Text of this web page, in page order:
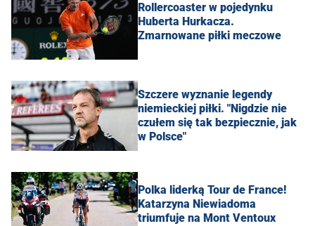
Rollercoaster w pojedynku
Huberta Hurkacza.
Zmarnowane piłki meczowe
Szczere wyznanie legendy
niemieckiej piłki. "Nigdzie nie
czułem się tak bezpiecznie, jak
w Polsce"
Polka liderką Tour de France!
Katarzyna Niewiadoma
triumfuje na Mont Ventoux